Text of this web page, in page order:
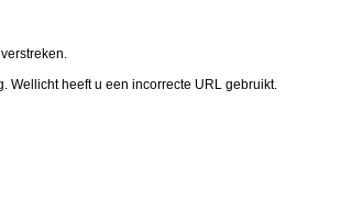
Wellicht heeft u een incorrecte URL gebruikt.